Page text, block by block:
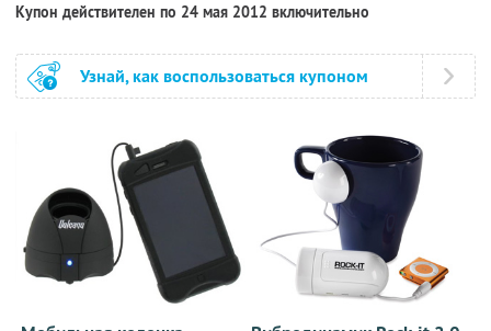
Купон действителен по 24 мая 2012 включительно
Узнай, как воспользоваться купоном